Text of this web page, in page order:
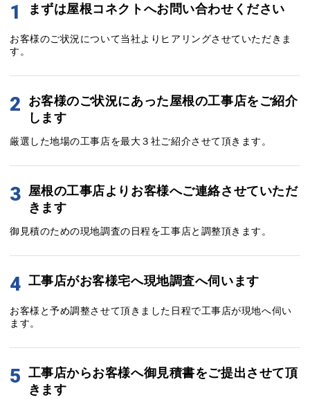
1 まずは屋根コネクトへお問い合わせください
お客様のご状況について当社よりヒアリングさせていただきま
す。
2
お客様のご状況にあった屋根の工事店をご紹介
します
厳選した地場の工事店を最大３社ご紹介させて頂きます。
3 屋根の工事店よりお客様へご連絡させていただ
きます
御見積のための現地調査の日程を工事店と調整頂きます。
4 工事店がお客様宅へ現地調査へ伺います
お客様と予め調整させて頂きました日程で工事店が現地へ伺い
ます。
5 工事店からお客様へ御見積書をご提出させて頂
きます